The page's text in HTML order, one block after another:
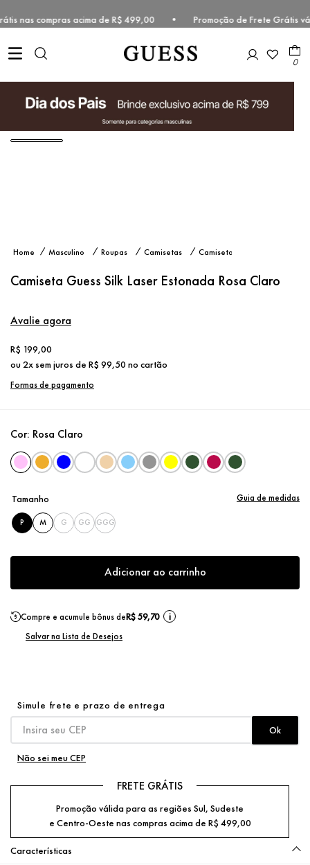
nas compras acima de R$ 499,00 • Promoção de Frete
0
Masculino Roupas Camisetas
Camiseta
Estonada
Rosa
Camiseta Guess Silk Laser Estonada Rosa Claro
Avalie agora
R$ 199,00
ou2x sem juros de R$ 99,50 no cartão
Formas de pagamento
Cor: Rosa Claro
Tamanho
P M G GG GGG
Guia de medidas
Adicionar ao carrinho
Compre e acumule bônus deR$ 59,70 i
Não sei meu CEP
FRETE GRÁTIS
Promoção válida para as regiões Sul, Sudeste
e Centro-Oeste nas compras acima de R$ 499,00
Características